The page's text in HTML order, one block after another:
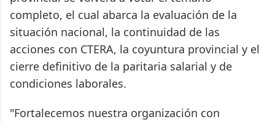
completo, el cual abarca la evaluación de la
situación nacional, la continuidad de las
acciones con CTERA, la coyuntura provincial y el
cierre definitivo de la paritaria salarial y de
condiciones laborales.
"Fortalecemos nuestra organización con